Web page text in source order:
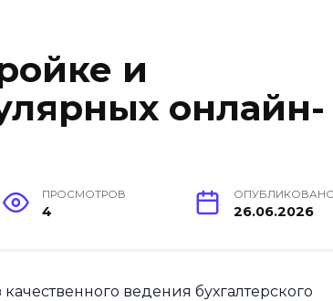
и
онлайн-
ПРОСМОТРОВ
4 26.06.2026
ведения бухгалтерского